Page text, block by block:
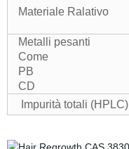
Materiale Ralativo
Metalli pesanti
Come
PB
CD
Impurità totali (HPLC)